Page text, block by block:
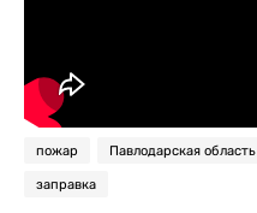
пожар Павлодарская область
заправка